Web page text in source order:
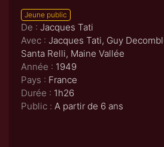
Jeune public
De : Jacques Tati
Avec : Jacques Tati, Guy
Santa Relli, Maine Vallée
Année : 1949
Pays : France
Durée : 1h26
Public : A partir de 6 ans